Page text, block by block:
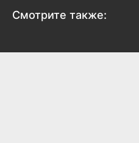
Смотрите также: